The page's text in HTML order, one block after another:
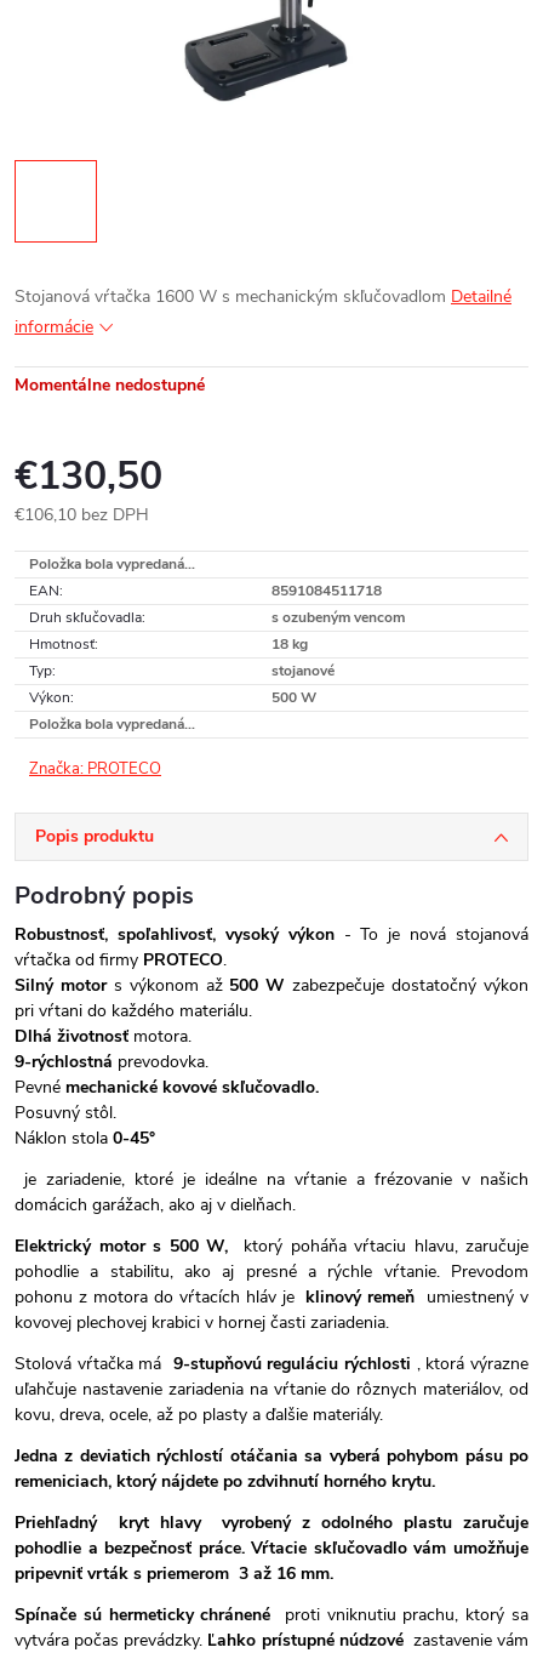
Stojanová vŕtačka 1600 W s mechanickým skľučovadlom Detailné
informácie
Momentálne nedostupné
€130,50
€106,10 bez DPH
cena:
Položka bola vypredaná…
EAN:
8591084511718
Druh skľučovadla:
s ozubeným vencom
Hmotnosť:
18 kg
Typ:
stojanové
Výkon:
500 W
Položka bola vypredaná…
Značka: PROTECO
Popis produktu
Podrobný popis
Robustnosť, spoľahlivosť, vysoký výkon- To je nová stojanová
vŕtačka od firmy PROTECO.
Silný motors výkonom až 500 W zabezpečuje dostatočný výkon
pri vŕtani do každého materiálu.
Dlhá životnosť motora.
9-rýchlostná prevodovka.
Pevné mechanické kovové skľučovadlo.
Posuvný stôl.
Náklon stola 0-45°
je zariadenie, ktoré je ideálne na vŕtanie a frézovanie v našich
domácich garážach, ako aj v dielňach.
Elektrický motor s 500 W,
ktorý poháňa vŕtaciu hlavu, zaručuje
pohodlie a stabilitu, ako aj presné a rýchle vŕtanie. Prevodom
pohonu z motora do vŕtacích hláv je klinový remeň umiestnený v
kovovej plechovej krabici v hornej časti zariadenia.
Stolová vŕtačka má 9-stupňovú reguláciu rýchlosti , ktorá výrazne
uľahčuje nastavenie zariadenia na vŕtanie do rôznych materiálov, od
kovu, dreva, ocele, až po plasty a ďalšie materiály.
Jedna z deviatich rýchlostí otáčania sa vyberá pohybom pásu po
remeniciach, ktorý nájdete po zdvihnutí horného krytu.
Priehľadný kryt hlavy vyrobený z odolného plastu zaručuje
pohodlie a bezpečnosť práce. Vŕtacie skľučovadlo vám umožňuje
pripevniť vrták s priemerom 3 až 16 mm.
Spínače sú hermeticky chránené
proti vniknutiu prachu, ktorý sa
vytvára počas prevádzky. Ľahko prístupné núdzové zastavenie vám